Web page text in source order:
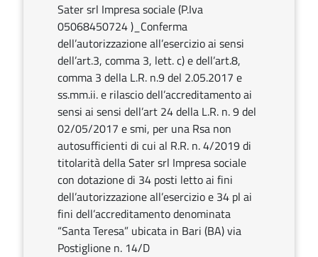
Sater srl Impresa sociale (P.Iva
05068450724 )_Conferma
dell’autorizzazione all’esercizio ai sensi
dell’art.3, comma 3, lett. c) e dell’art.8,
comma 3 della L.R. n.9 del 2.05.2017 e
ss.mm.ii. e rilascio dell’accreditamento ai
sensi ai sensi dell’art 24 della L.R. n. 9 del
02/05/2017 e smi, per una Rsa non
autosufficienti di cui al R.R. n. 4/2019 di
titolarità della Sater srl Impresa sociale
con dotazione di 34 posti letto ai fini
dell’autorizzazione all’esercizio e 34 pl ai
fini dell’accreditamento denominata
“Santa Teresa” ubicata in Bari (BA) via
Postiglione n. 14/D